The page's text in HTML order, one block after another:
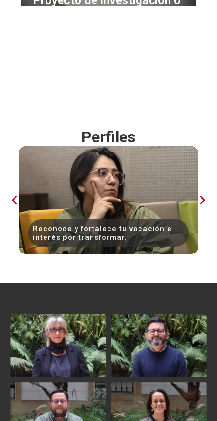
Perfiles
Reconoce y fortalece tu vocación e
interés por transformar.